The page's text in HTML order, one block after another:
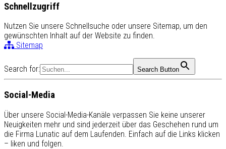
Schnellzugriff
Nutzen Sie unsere Schnellsuche oder unsere Sitemap, um den
gewünschten Inhalt auf der Website zu finden.
Sitemap
Search for: Search Button
Social-Media
Über unsere Social-Media-Kanäle verpassen Sie keine unserer
Neuigkeiten mehr und sind jederzeit über das Geschehen rund um
die Firma Lunatic auf dem Laufenden. Einfach auf die Links klicken
– liken und folgen.